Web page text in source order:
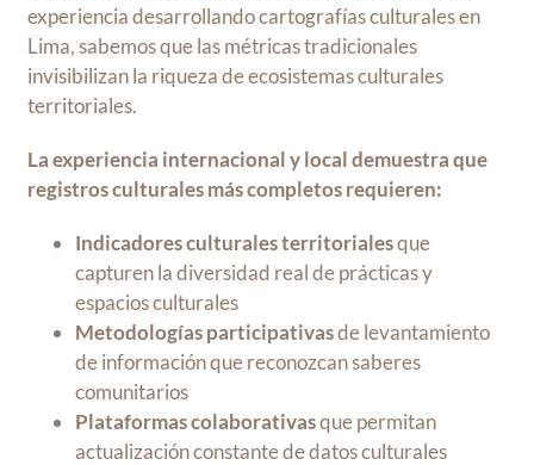
experiencia desarrollando cartografías culturales en
Lima, sabemos que las métricas tradicionales
invisibilizan la riqueza de ecosistemas culturales
territoriales.
La experiencia internacional y local demuestra que
registros culturales más completos requieren:
Indicadores culturales territorialesque
capturen la diversidad real de prácticas y
espacios culturales
Metodologías participativasde levantamiento
de información que reconozcan saberes
comunitarios
Plataformas colaborativasque permitan
actualización constante de datos culturales